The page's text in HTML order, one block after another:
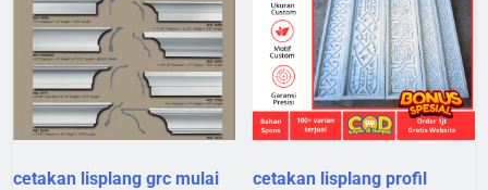
cetakan lisplang grc mulai
cetakan lisplang profil